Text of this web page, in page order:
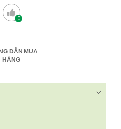
0
DẪN MUA
HÀNG